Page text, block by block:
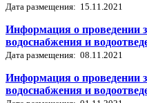
Дата размещения: 15.11.2021
Информация о проведении
водоснабжения и
Дата размещения: 08.11.2021
Информация о проведении
водоснабжения и